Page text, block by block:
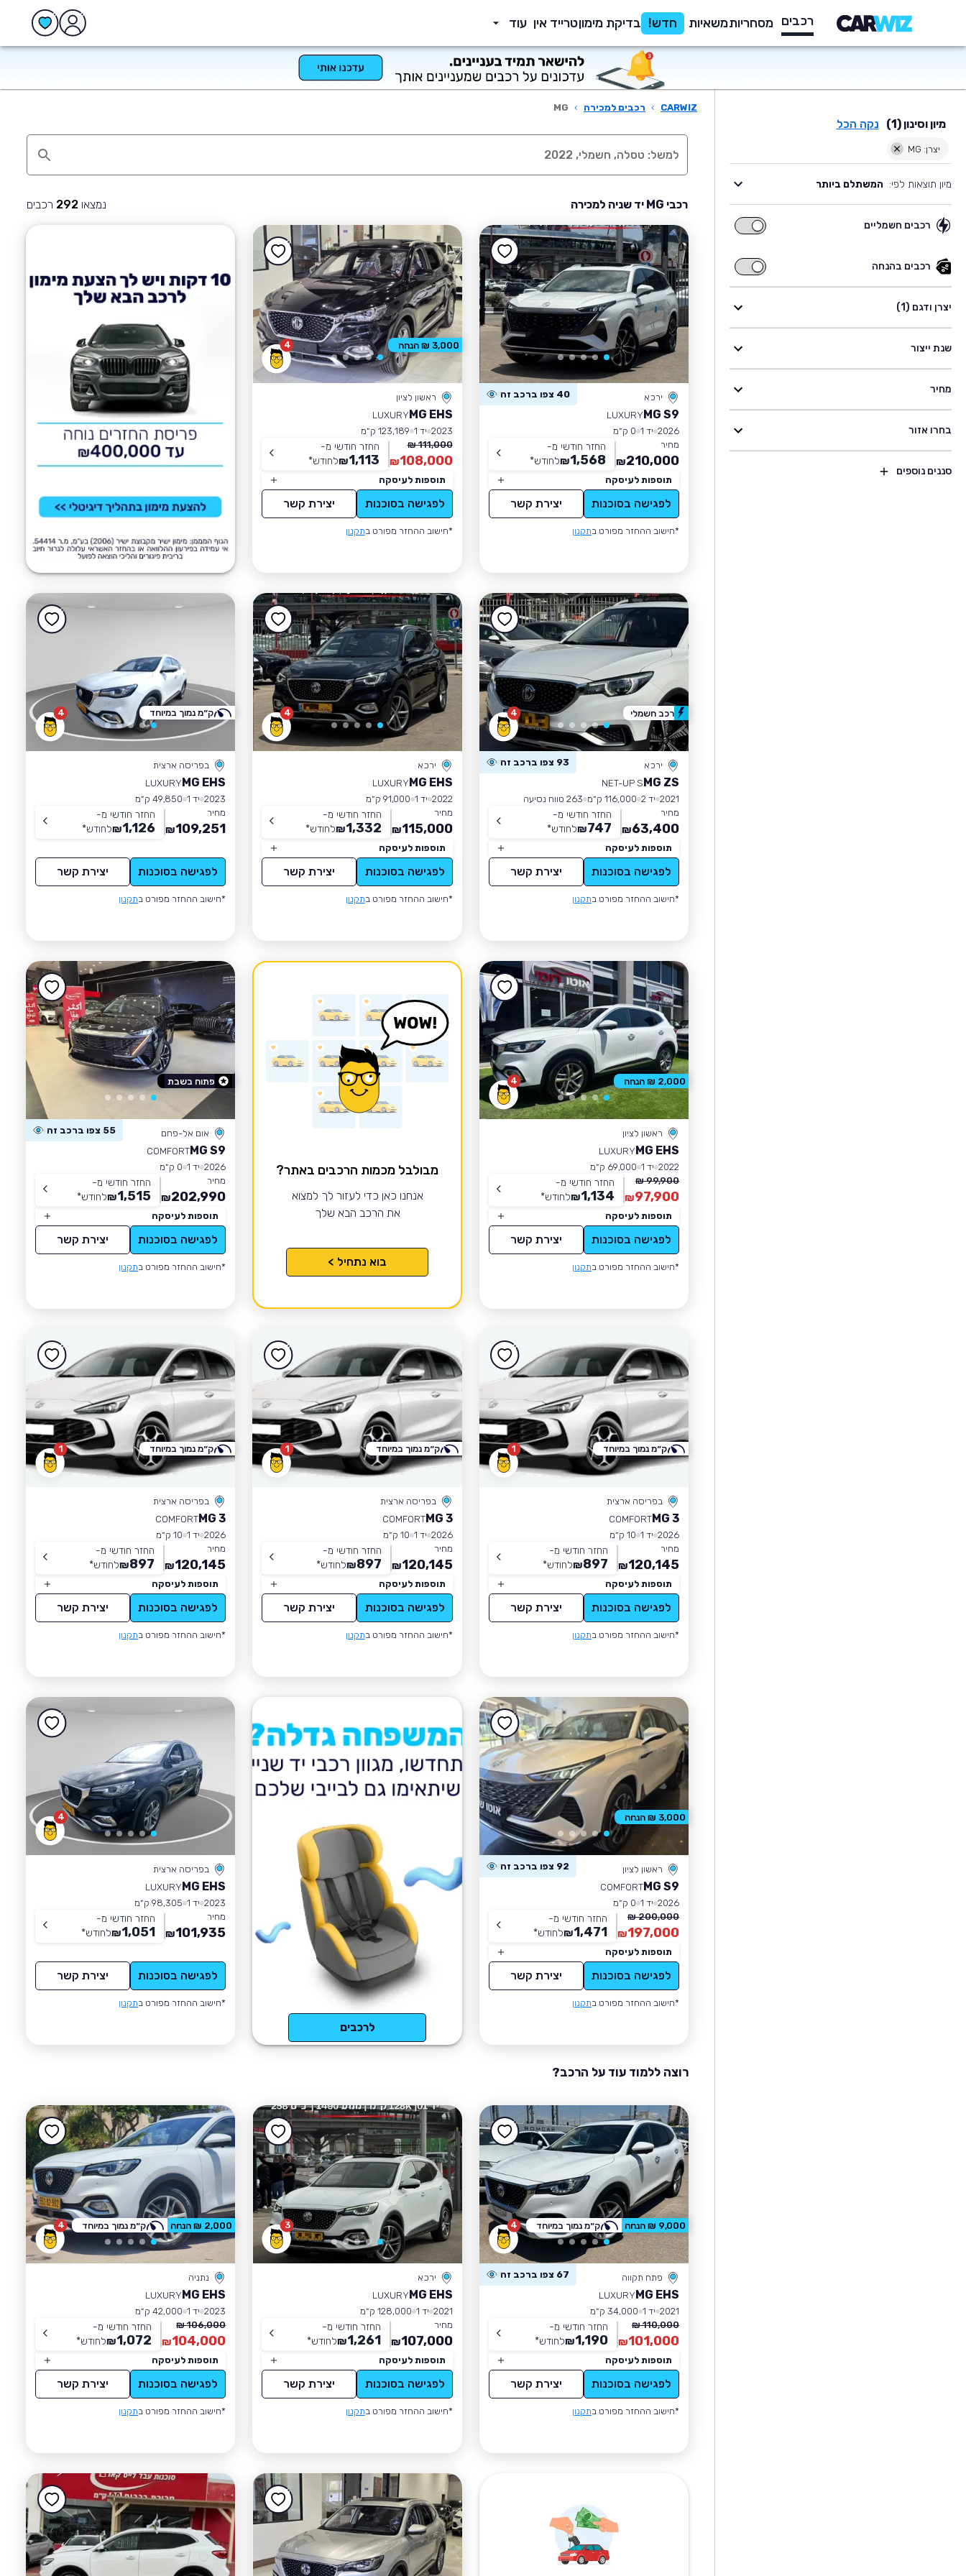
רכבים מסחריותמשאיות חדש! בדיקת מימוןטרייד אין עוד
מיון וסינון (1) נקה הכל
יצרן: MG
מיון תוצאות לפי: המשתלם ביותר
רכבים חשמליים
רכבים
רכבים בהנחה
רכבים
בהנחה
יצרן ודגם (1)
שנת ייצור
מחיר
בחרו אזור
סננים נוספים
CARWIZ
› רכבים למכירה ›
MG
רכבי MG יד שניה למכירה נמצאו 292 רכבים
ירכא 40 צפו ברכב זה
MG S9
LUXURY
2026 יד 1
0 ק״מ
מחיר
210,000
₪
החזר חודשי מ-
1,568
₪לחודש*
תוספות לעיסקה
לפגישה בסוכנות יצירת קשר
*חישוב ההחזר מפורט בתקנון
4
ראשון לציון
MG EHS
LUXURY
2023 יד 1
123,189 ק״מ
111,000 ₪
108,000
₪
החזר חודשי מ-
1,113
₪לחודש*
תוספות לעיסקה
לפגישה בסוכנות יצירת קשר
*חישוב ההחזר מפורט בתקנון
3,000 ₪ הנחה
4
ירכא 93 צפו ברכב זה
MG ZS
NET-UP S
2021 יד 2 116,000 ק״מ
263 טווח נסיעה
מחיר
63,400
₪
החזר חודשי מ-
747
₪לחודש*
תוספות לעיסקה
לפגישה בסוכנות יצירת קשר
*חישוב ההחזר מפורט בתקנון
רכב חשמלי 4
ירכא
MG EHS
LUXURY
2022 יד 1
91,000 ק״מ
מחיר
115,000
₪
החזר חודשי מ-
1,332
₪לחודש*
תוספות לעיסקה
לפגישה בסוכנות יצירת קשר
*חישוב ההחזר מפורט בתקנון
4
בפריסה ארצית
MG EHS
LUXURY
2023 יד 1
49,850 ק״מ
מחיר
109,251
₪
החזר חודשי מ-
1,126
₪לחודש*
לפגישה בסוכנות יצירת קשר
*חישוב ההחזר מפורט בתקנון
ק״מ נמוך במיוחד
4
ראשון לציון
MG EHS
LUXURY
2022 יד 1
69,000 ק״מ
99,900 ₪
97,900
₪
החזר חודשי מ-
1,134
₪לחודש*
תוספות לעיסקה
לפגישה בסוכנות יצירת קשר
*חישוב ההחזר מפורט בתקנון
2,000 ₪ הנחה
מבולבל מכמות הרכבים באתר?
אנחנו כאן כדי לעזור לך למצוא
את הרכב הבא שלך
בוא נתחיל >
אום אל-פחם 55 צפו ברכב זה
MG S9
COMFORT
2026 יד 1
0 ק״מ
מחיר
202,990
₪
החזר חודשי מ-
1,515
₪לחודש*
תוספות לעיסקה
לפגישה בסוכנות יצירת קשר
*חישוב ההחזר מפורט בתקנון
פתוח בשבת
1
בפריסה ארצית
MG 3
COMFORT
2026 יד 1
10 ק״מ
מחיר
120,145
₪
החזר חודשי מ-
897
₪לחודש*
תוספות לעיסקה
לפגישה בסוכנות יצירת קשר
*חישוב ההחזר מפורט בתקנון
ק״מ נמוך במיוחד 1
בפריסה ארצית
MG 3
COMFORT
2026 יד 1
10 ק״מ
מחיר
120,145
₪
החזר חודשי מ-
897
₪לחודש*
תוספות לעיסקה
לפגישה בסוכנות יצירת קשר
*חישוב ההחזר מפורט בתקנון
ק״מ נמוך במיוחד 1
בפריסה ארצית
MG 3
COMFORT
2026 יד 1
10 ק״מ
מחיר
120,145
₪
החזר חודשי מ-
897
₪לחודש*
תוספות לעיסקה
לפגישה בסוכנות יצירת קשר
*חישוב ההחזר מפורט בתקנון
ק״מ נמוך במיוחד
ראשון לציון 92 צפו ברכב זה
MG S9
COMFORT
2026 יד 1
0 ק״מ
200,000 ₪
197,000
₪
החזר חודשי מ-
1,471
₪לחודש*
תוספות לעיסקה
לפגישה בסוכנות יצירת קשר
*חישוב ההחזר מפורט בתקנון
3,000 ₪ הנחה
לרכבים
4
בפריסה ארצית
MG EHS
LUXURY
2023 יד 1
98,305 ק״מ
מחיר
101,935
₪
החזר חודשי מ-
1,051
₪לחודש*
לפגישה בסוכנות יצירת קשר
*חישוב ההחזר מפורט בתקנון
רוצה ללמוד עוד על הרכב?
4
פתח תקווה 67 צפו ברכב זה
MG EHS
LUXURY
2021 יד 1
34,000 ק״מ
110,000 ₪
101,000
₪
החזר חודשי מ-
1,190
₪לחודש*
תוספות לעיסקה
לפגישה בסוכנות יצירת קשר
*חישוב ההחזר מפורט בתקנון
9,000 ₪ הנחה ק״מ נמוך במיוחד 3
ירכא
MG EHS
LUXURY
2021 יד 1
128,000 ק״מ
מחיר
107,000
₪
החזר חודשי מ-
1,261
₪לחודש*
תוספות לעיסקה
לפגישה בסוכנות יצירת קשר
*חישוב ההחזר מפורט בתקנון
4
נתניה
MG EHS
LUXURY
2023 יד 1
42,000 ק״מ
106,000 ₪
104,000
₪
החזר חודשי מ-
1,072
₪לחודש*
תוספות לעיסקה
לפגישה בסוכנות יצירת קשר
*חישוב ההחזר מפורט בתקנון
2,000 ₪ הנחה ק״מ נמוך במיוחד